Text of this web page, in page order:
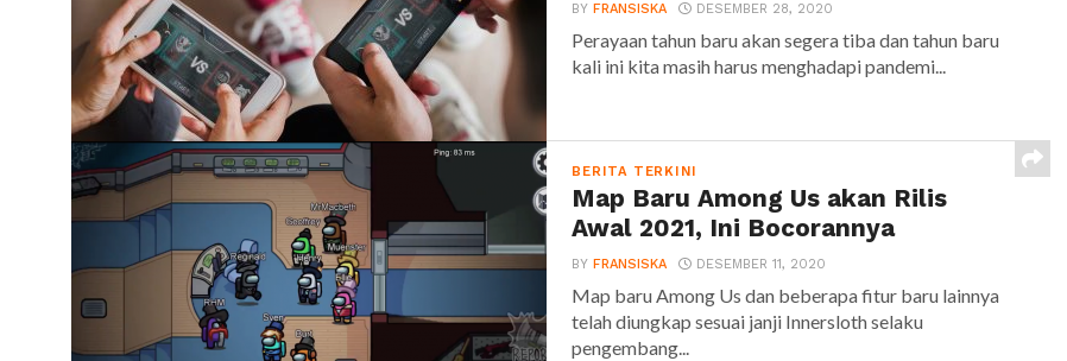
BYFRANSISKA DESEMBER 28, 2020
Perayaan tahun baru akan segera tiba dan tahun baru
kali ini kita masih harus menghadapi pandemi...
BERITA TERKINI
Map Baru Among Us akan Rilis
Awal 2021, Ini Bocorannya
BYFRANSISKA DESEMBER 11, 2020
Map baru Among Us dan beberapa fitur baru lainnya
telah diungkap sesuai janji Innersloth selaku
pengembang...